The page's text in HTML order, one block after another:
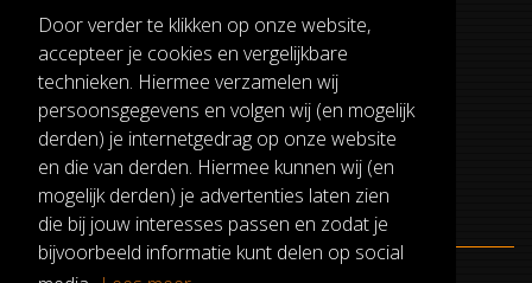
Door verder te klikken op onze website,
accepteer je cookies en vergelijkbare
technieken. Hiermee verzamelen wij
persoonsgegevens en volgen wij (en mogelijk
derden) je internetgedrag op onze website
en die van derden. Hiermee kunnen wij (en
mogelijk derden) je advertenties laten zien
die bij jouw interesses passen en zodat je
bijvoorbeeld informatie kunt delen op social
Dinsdag T/M Zaterdag
van 8:00-17:00
Verzenddagen
Dinsdag T/M Vrijdag
Pauze
12:30-13:00